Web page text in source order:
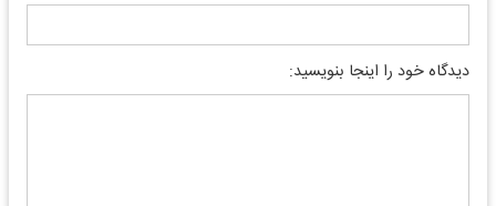
دیدگاه خود را اینجا بنویسید: